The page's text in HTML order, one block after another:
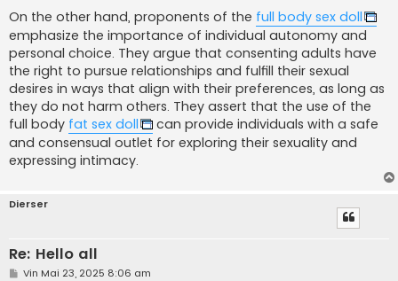
s
a
j
On the other hand, proponents of the full body sex doll
emphasize the importance of individual autonomy and
personal choice. They argue that consenting adults have
the right to pursue relationships and fulfill their sexual
desires in ways that align with their preferences, as long as
they do not harm others. They assert that the use of the
full body fat sex doll
can provide individuals with a safe
and consensual outlet for exploring their sexuality and
expressing intimacy.
Dierser
Re: Hello all
M
Vin Mai 23, 2025 8:06 am